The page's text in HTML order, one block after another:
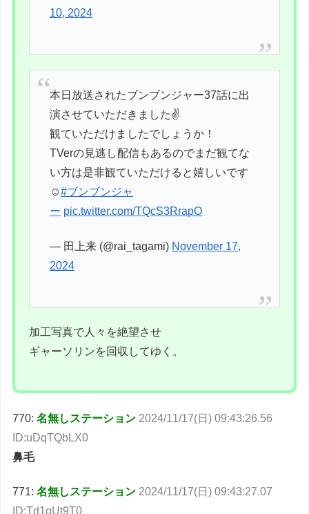
10, 2024
本日放送されたブンブンジャー37話に出
演させていただきました✌️
観ていただけましたでしょうか！
TVerの見逃し配信もあるのでまだ観てな
い方は是非観ていただけると嬉しいです
☺️#ブンブンジャ
ー pic.twitter.com/TQcS3RrapO
— 田上来 (@rai_tagami) November 17,
2024
加工写真で人々を絶望させ
ギャーソリンを回収してゆく。
770:名無しステーション 2024/11/17(日) 09:43:26.56
ID:uDqTQbLX0
鼻毛
771:名無しステーション 2024/11/17(日) 09:43:27.07
ID:Td1qUt9T0